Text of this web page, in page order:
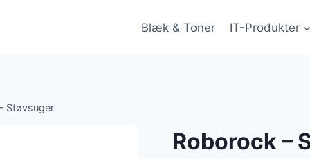
Blæk & Toner IT-Produkter
Støvsuger
Roborock –